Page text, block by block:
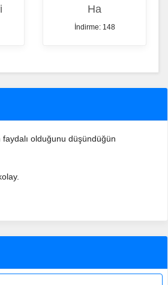
Ha
İndirme: 148
olduğunu düşündüğün